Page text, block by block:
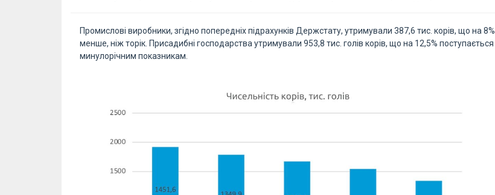
Промислові виробники, згідно попередніх підрахунків Держстату, утримували 387,6 тис. корів, що на 8%
менше, ніж торік. Присадибні господарства утримували 953,8 тис. голів корів, що на 12,5% поступається
минулорічним показникам.